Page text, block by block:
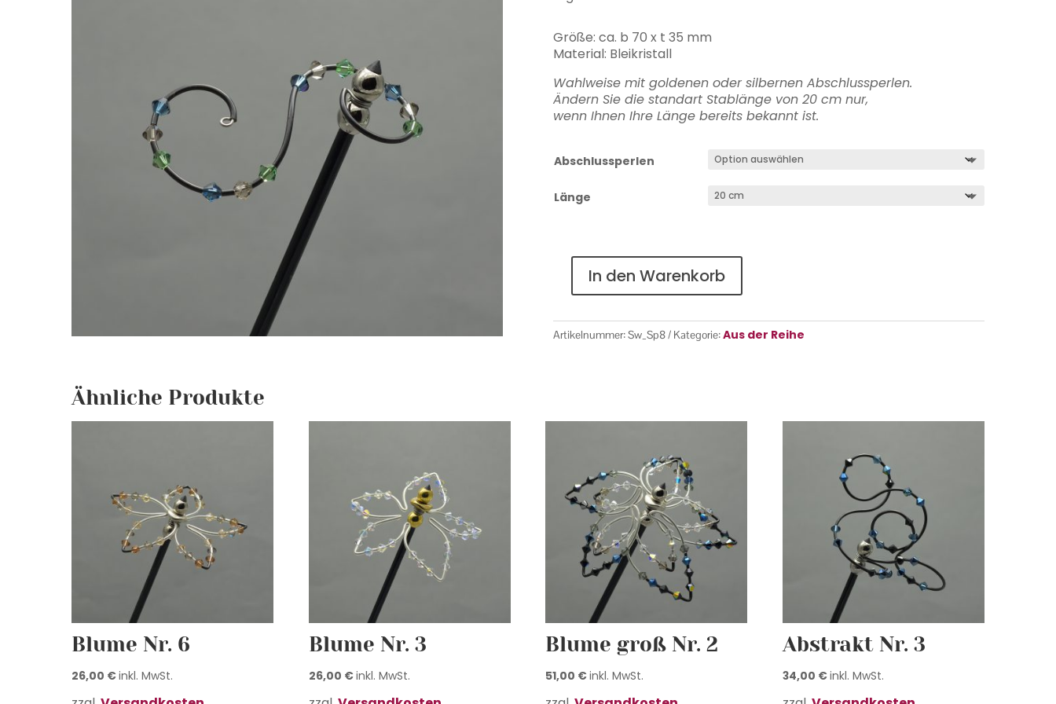
Größe: ca. b 70 x t 35 mm
Material: Bleikristall
Wahlweise mit goldenen oder silbernen Abschlussperlen.
Ändern Sie die standart Stablänge von 20 cm nur,
wenn Ihnen Ihre Länge bereits bekannt ist.
Abschlussperlen
Länge
Spirale
8
Menge
In den Warenkorb
Artikelnummer:Sw_Sp8 Kategorie:Aus der Reihe
Ähnliche Produkte
Blume Nr. 6
26,00 €inkl. MwSt.
Blume Nr. 3
26,00 €inkl. MwSt.
Blume groß Nr. 2
51,00 €inkl. MwSt.
Abstrakt Nr. 3
34,00 €inkl. MwSt.